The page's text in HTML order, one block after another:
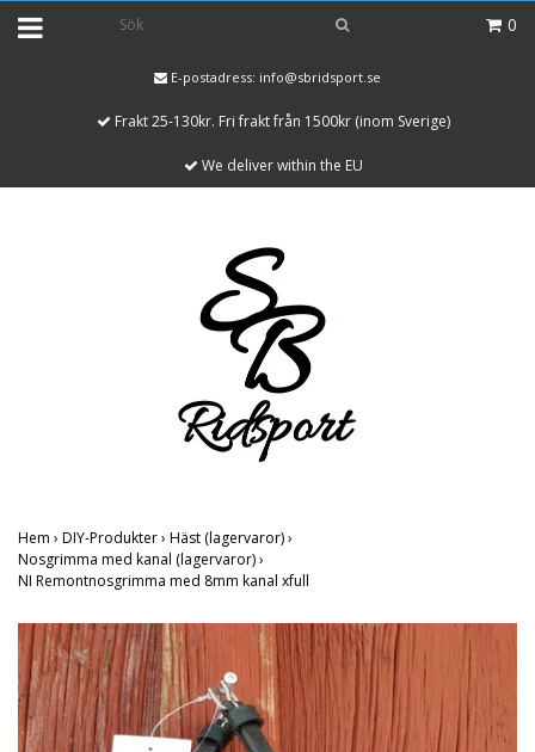
0
E-postadress: info@sbridsport.se
Frakt 25-130kr. Fri frakt från 1500kr (inom Sverige)
We deliver within the EU
Hem › DIY-Produkter› Häst (lagervaror)›
Nosgrimma med kanal (lagervaror)›
NI Remontnosgrimma med 8mm kanal xfull